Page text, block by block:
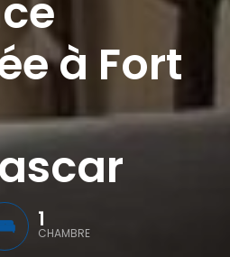
à Fort
1
CHAMBRE